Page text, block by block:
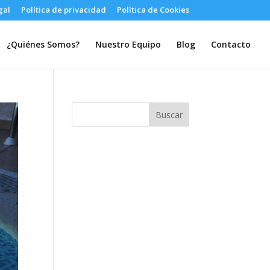
Política de privacidad Política de Cookies
¿Quiénes Somos? Nuestro Equipo Blog Contacto